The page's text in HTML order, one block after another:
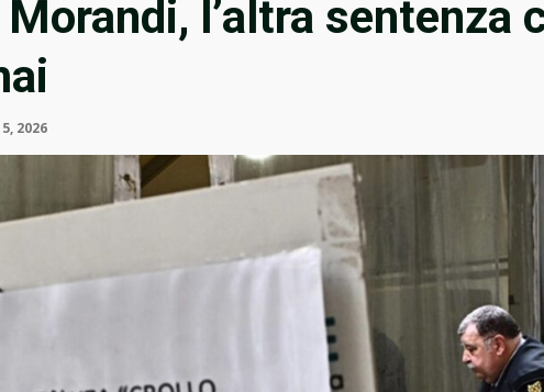
l’altra sentenza
2026